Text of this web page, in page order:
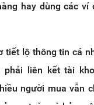
hay dùng các ví
tiết lộ thông tin cá
phải liên kết tài
người mua vẫn